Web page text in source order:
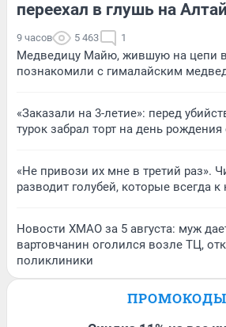
переехал в глушь на Алтай
9 часов 5 463 1
Медведицу Майю, жившую на цепи
познакомили с гималайским
«Заказали на 3-летие»: перед
турок забрал торт на день
«Не привози их мне в третий раз».
разводит голубей, которые всегда
Новости ХМАО за 5 августа: муж
вартовчанин оголился возле ТЦ,
поликлиники
ПРОМОКОДЫ